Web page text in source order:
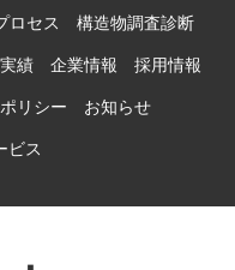
ロセス 構造物調査診断
績 企業情報 採用情報
リシー お知らせ
ビス